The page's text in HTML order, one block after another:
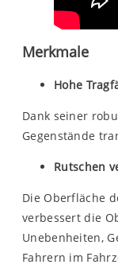
Merkmale
Hohe
Dank seiner
Gegenstände
Rutschen
Die Oberfläche
verbessert die
Unebenheiten,
Fahrern im